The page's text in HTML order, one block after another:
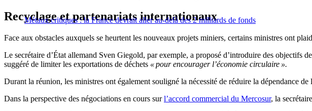
Métaux critiques : la France devrait aller au-delà des 2 milliards de fonds
Recyclage et partenariats internationaux
Face aux obstacles auxquels se heurtent les nouveaux projets miniers, certains ministres ont
Le secrétaire d’État allemand Sven Giegold, par exemple, a proposé d’introduire des
suggéré de limiter les exportations de déchets « pour encourager l’économie circulaire ».
Durant la réunion, les ministres ont également souligné la nécessité de réduire la dépendance
Dans la perspective des négociations en cours surl’accord commercial du Mercosur, la